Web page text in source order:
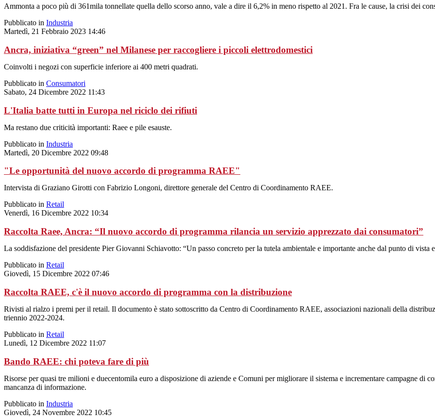
Ammonta a poco più di 361mila tonnellate quella dello scorso anno, vale a dire il 6,2% in meno rispetto al 2021. Fra le cause, la crisi dei
Pubblicato in Industria
Martedì, 21 Febbraio 2023 14:46
Ancra, iniziativa “green” nel Milanese per raccogliere i piccoli elettrodomestici
Coinvolti i negozi con superficie inferiore ai 400 metri quadrati.
Pubblicato in Consumatori
Sabato, 24 Dicembre 2022 11:43
L'Italia batte tutti in Europa nel riciclo dei rifiuti
Ma restano due criticità importanti: Raee e pile esauste.
Pubblicato in Industria
Martedì, 20 Dicembre 2022 09:48
"Le opportunità del nuovo accordo di programma RAEE"
Intervista di Graziano Girotti con Fabrizio Longoni, direttore generale del Centro di Coordinamento RAEE.
Pubblicato in Retail
Venerdì, 16 Dicembre 2022 10:34
Raccolta Raee, Ancra: “Il nuovo accordo di programma rilancia un servizio apprezzato dai consumatori”
La soddisfazione del presidente Pier Giovanni Schiavotto: “Un passo concreto per la tutela ambientale e importante anche dal punto di vista
Pubblicato in Retail
Giovedì, 15 Dicembre 2022 07:46
Raccolta RAEE, c'è il nuovo accordo di programma con la distribuzione
Rivisti al rialzo i premi per il retail. Il documento è stato sottoscritto da Centro di Coordinamento RAEE, associazioni nazionali della
triennio 2022-2024.
Pubblicato in Retail
Lunedì, 12 Dicembre 2022 11:07
Bando RAEE: chi poteva fare di più
Risorse per quasi tre milioni e duecentomila euro a disposizione di aziende e Comuni per migliorare il sistema e incrementare campagne di
mancanza di informazione.
Pubblicato in Industria
Giovedì, 24 Novembre 2022 10:45